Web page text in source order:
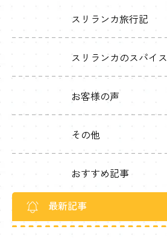
スリランカ旅行記
スリランカのスパイス
お客様の声
その他
おすすめ記事
最新記事